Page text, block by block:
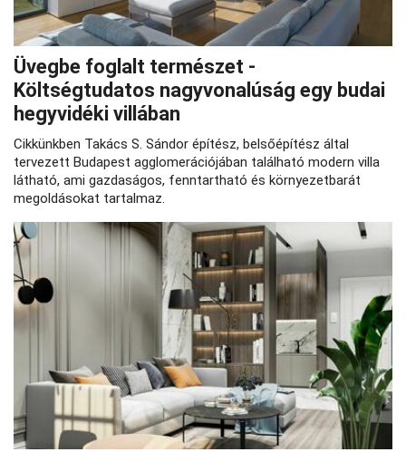
Üvegbe foglalt természet -
Költségtudatos nagyvonalúság egy budai
hegyvidéki villában
Cikkünkben Takács S. Sándor építész, belsőépítész által
tervezett Budapest agglomerációjában található modern villa
látható, ami gazdaságos, fenntartható és környezetbarát
megoldásokat tartalmaz.